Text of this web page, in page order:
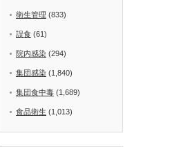
衛生管理 (833)
誤食 (61)
院内感染 (294)
集団感染 (1,840)
集団食中毒 (1,689)
食品衛生 (1,013)